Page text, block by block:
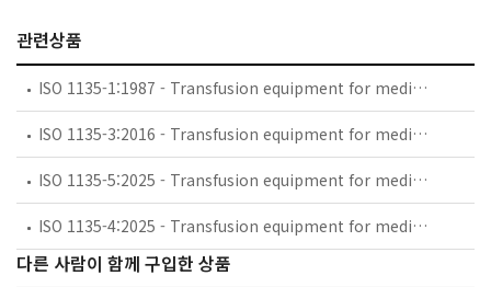
관련상품
ISO 1135-1:1987 - Transfusion equipment for medical use -- Part 1: Glass transfusion bottles, closures and caps
ISO 1135-3:2016 - Transfusion equipment for medical use — Part 3: Blood-taking sets for single use
ISO 1135-5:2025 - Transfusion equipment for medical use — Part 5: Transfusion sets for single use with pressure infusion apparatus
ISO 1135-4:2025 - Transfusion equipment for medical use — Part 4: Transfusion sets for single use, gravity feed
다른 사람이 함께 구입한 상품